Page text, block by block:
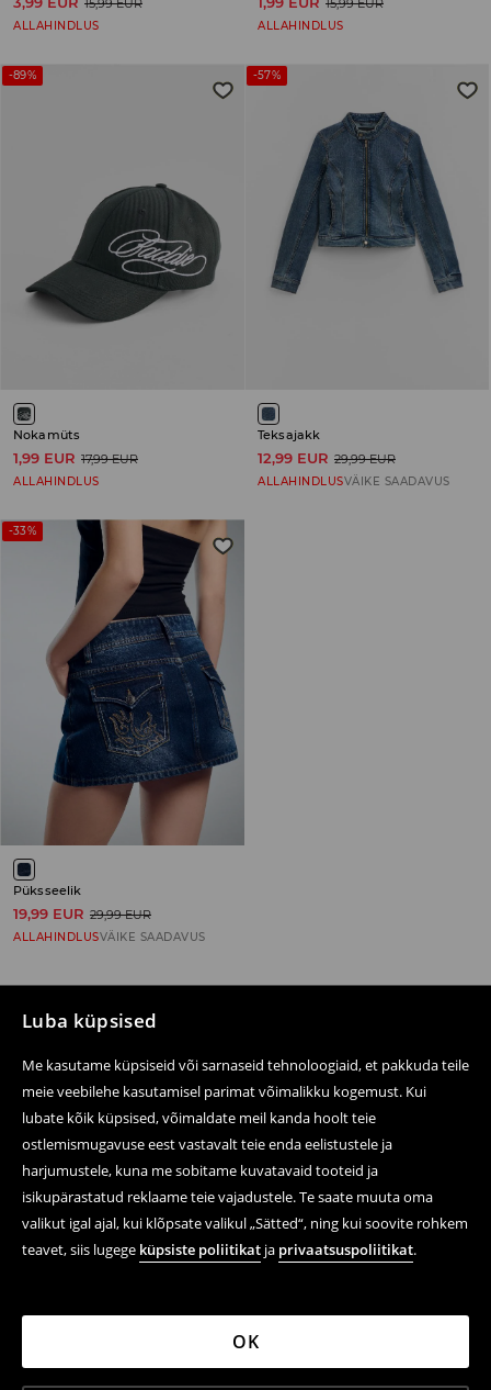
Luba küpsised
Me kasutame küpsiseid või sarnaseid tehnoloogiaid, et pakkuda teile
meie veebilehe kasutamisel parimat võimalikku kogemust. Kui
lubate kõik küpsised, võimaldate meil kanda hoolt teie
ostlemismugavuse eest vastavalt teie enda eelistustele ja
harjumustele, kuna me sobitame kuvatavaid tooteid ja
isikupärastatud reklaame teie vajadustele. Te saate muuta oma
valikut igal ajal, kui klõpsate valikul „Sätted“, ning kui soovite rohkem
teavet, siis lugege küpsiste poliitikat ja privaatsuspoliitikat.
OK
15,99 EUR
ALLAHINDLUS
15,99 EUR
ALLAHINDLUS
-89%
Nokamüts
1,99 EUR 17,99 EUR
ALLAHINDLUS
-57%
Teksajakk
12,99 EUR 29,99 EUR
ALLAHINDLUSVÄIKE SAADAVUS
-33%
Püksseelik
19,99 EUR 29,99 EUR
ALLAHINDLUSVÄIKE SAADAVUS
Järgne meile
Abi ja kontakt
E-poest ostmine
Tagastamine ja tühistamine